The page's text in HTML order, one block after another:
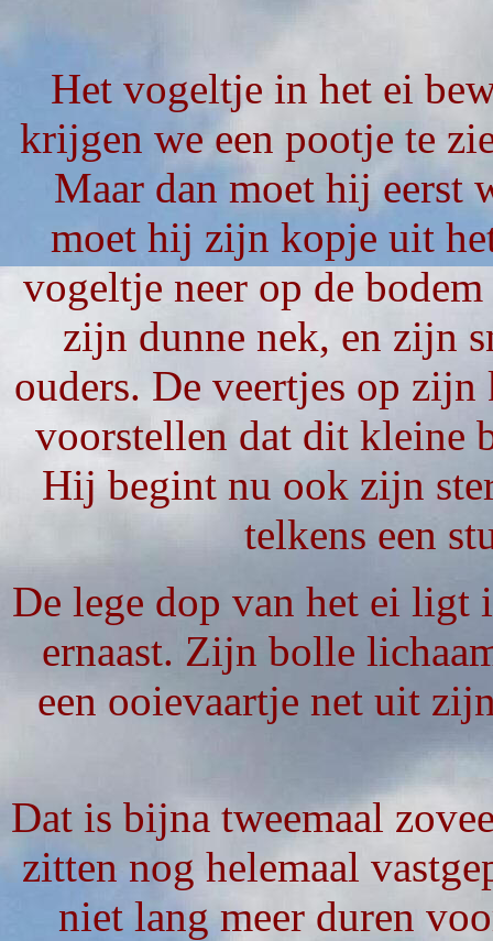
Het vogeltje in het ei
krijgen we een pootje te
Maar dan moet hij eerst
moet hij zijn kopje uit
vogeltje neer op de
zijn dunne nek, en zijn
ouders. De veertjes op
voorstellen dat dit kleine
Hij begint nu ook zijn
telkens een
De lege dop van het ei ligt
ernaast. Zijn bolle
een ooievaartje net uit
Dat is bijna tweemaal
zitten nog helemaal
niet lang meer duren